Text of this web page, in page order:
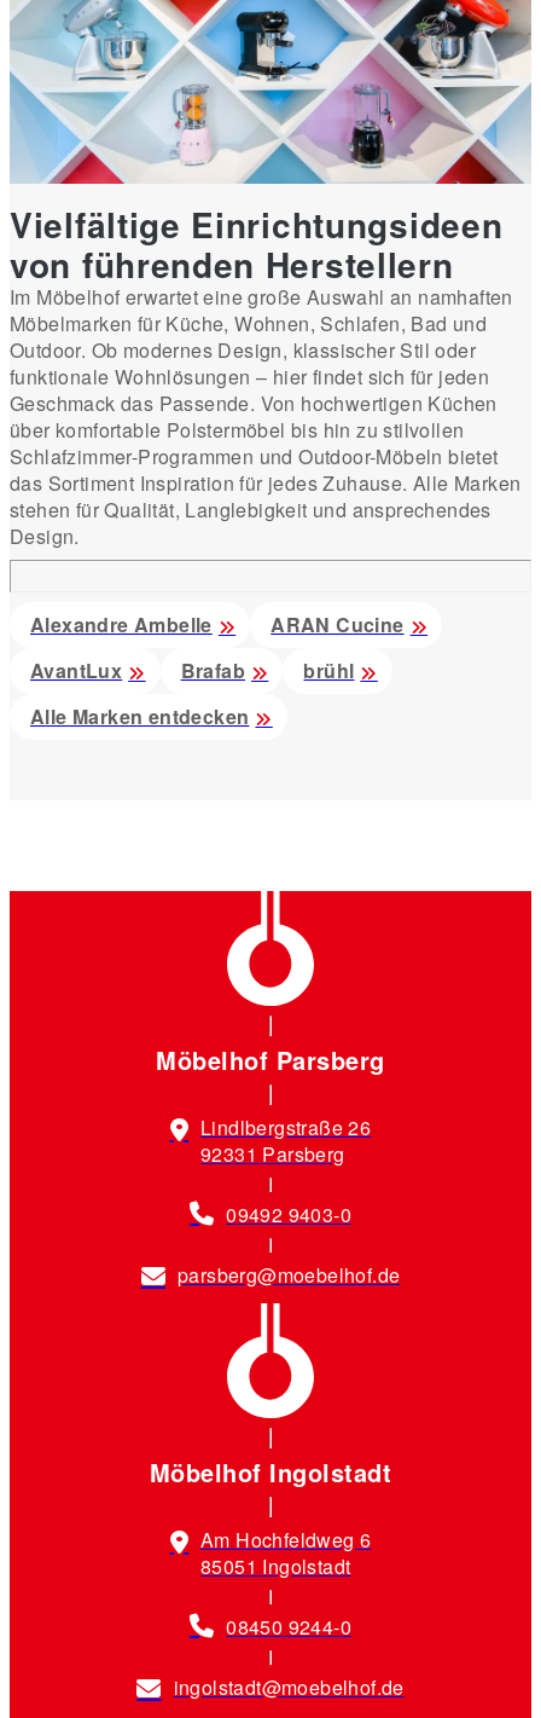
Vielfältige Einrichtungsideen
von führenden Herstellern
Im Möbelhof erwartet eine große Auswahl an namhaften
Möbelmarken für Küche, Wohnen, Schlafen, Bad und
Outdoor. Ob modernes Design, klassischer Stil oder
funktionale Wohnlösungen – hier findet sich für jeden
Geschmack das Passende. Von hochwertigen Küchen
über komfortable Polstermöbel bis hin zu stilvollen
Schlafzimmer-Programmen und Outdoor-Möbeln bietet
das Sortiment Inspiration für jedes Zuhause. Alle Marken
stehen für Qualität, Langlebigkeit und ansprechendes
Design.
Alexandre Ambelle
ARAN Cucine
AvantLux
Brafab
brühl
Alle Marken entdecken
Möbelhof Parsberg
Lindlbergstraße 26
92331 Parsberg
09492 9403-0
parsberg@moebelhof.de
Möbelhof Ingolstadt
Am Hochfeldweg 6
85051 Ingolstadt
08450 9244-0
ingolstadt@moebelhof.de